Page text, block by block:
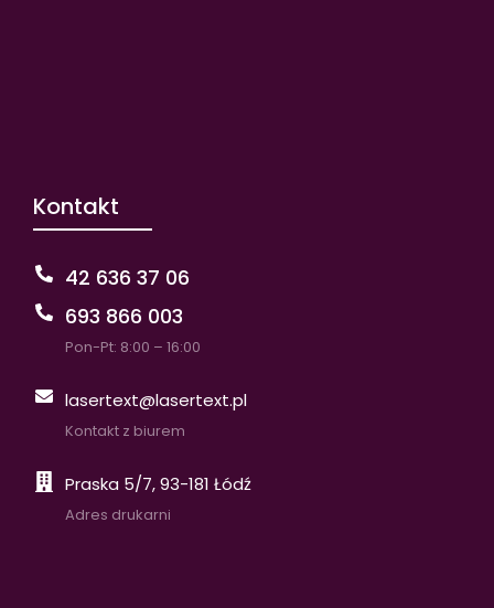
Kontakt
42 636 37 06
693 866 003
Pon-Pt: 8:00 – 16:00
lasertext@lasertext.pl
Kontakt z biurem
Praska 5/7, 93-181 Łódź
Adres drukarni